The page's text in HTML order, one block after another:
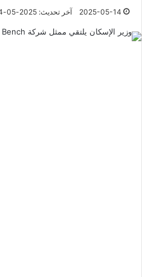
2025-05-14 آخر تحديث: 2025-05-14